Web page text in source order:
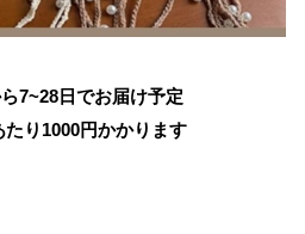
7~28日でお届け予定
り 1000円かかります